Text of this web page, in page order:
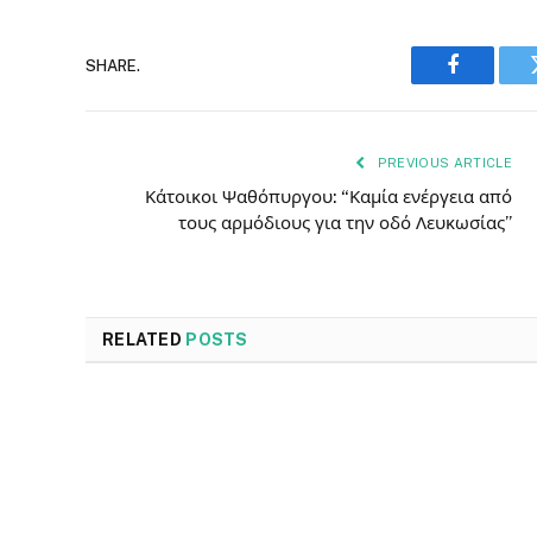
SHARE.
Facebook
PREVIOUS ARTICLE
Κάτοικοι Ψαθόπυργου: “Καμία ενέργεια από
τους αρμόδιους για την οδό Λευκωσίας”
RELATED POSTS